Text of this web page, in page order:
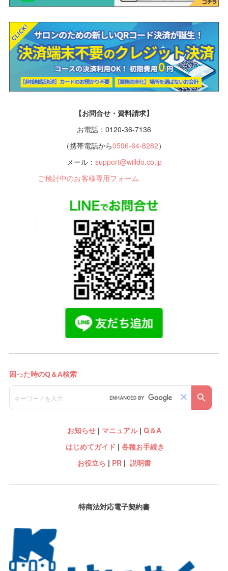
【お問合せ・資料請求】
お電話：0120-36-7136
（携帯電話から0596-64-8282）
メール： support@willdo.co.jp
ご検討中のお客様専用フォーム
お知らせ| マニュアル| Q＆A
はじめてガイド | 各種お手続き
お役立ち | PR| 説明書
特商法対応電子契約書